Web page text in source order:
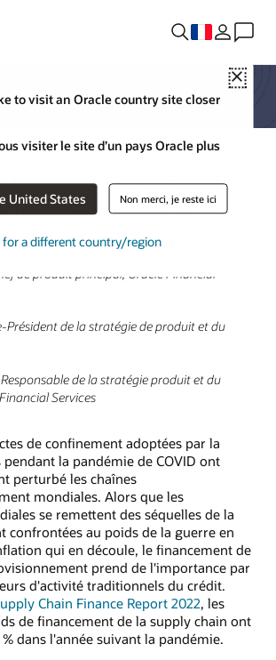
Close
to visit an Oracle country site closer
visiter le site d’un pays Oracle plus
United States Non merci, je reste ici
for a different country/region
: un outil
financement de la
de produit principal, Oracle Financial
Président de la stratégie de produit et du
de la stratégie produit et du
Services
de confinement adoptées par la
la pandémie de COVID ont
perturbé les chaînes
mondiales. Alors que les
se remettent des séquelles de la
confrontées au poids de la guerre en
qui en découle, le financement de
prend de l'importance par
d'activité traditionnels du crédit.
Chain Finance Report 2022, les
de financement de la supply chain ont
dans l'année suivant la pandémie.